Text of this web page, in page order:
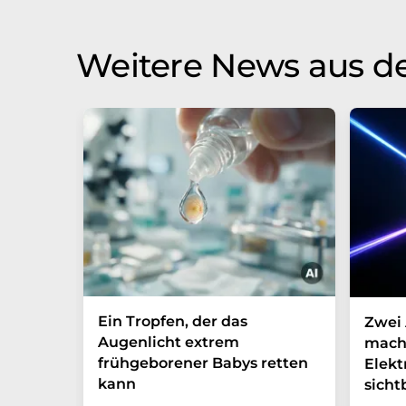
Weitere News aus
Ein Tropfen, der das
Augenlicht extrem
frühgeborener Babys retten
kann
Zwei